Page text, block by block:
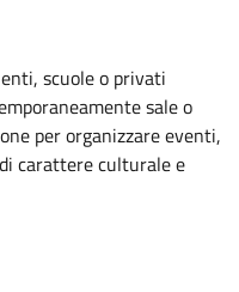
scuole o privati
sale o
per organizzare eventi,
carattere culturale e